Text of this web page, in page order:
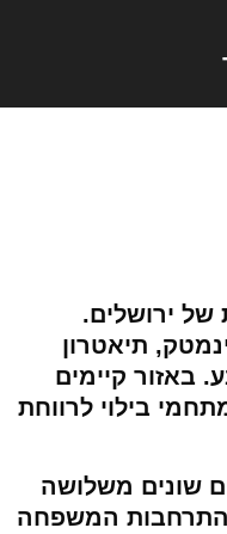
של ירושלים.
תיאטרון
באזור קיימים
בילוי לרווחת
שונים משלושה
המשפחה